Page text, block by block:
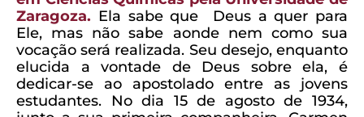
Zaragoza. Ela sabe que Deus a quer para
Ele, mas não sabe aonde nem como sua
vocação será realizada. Seu desejo, enquanto
elucida a vontade de Deus sobre ela, é
dedicar-se ao apostolado entre as jovens
estudantes. No dia 15 de agosto de 1934,